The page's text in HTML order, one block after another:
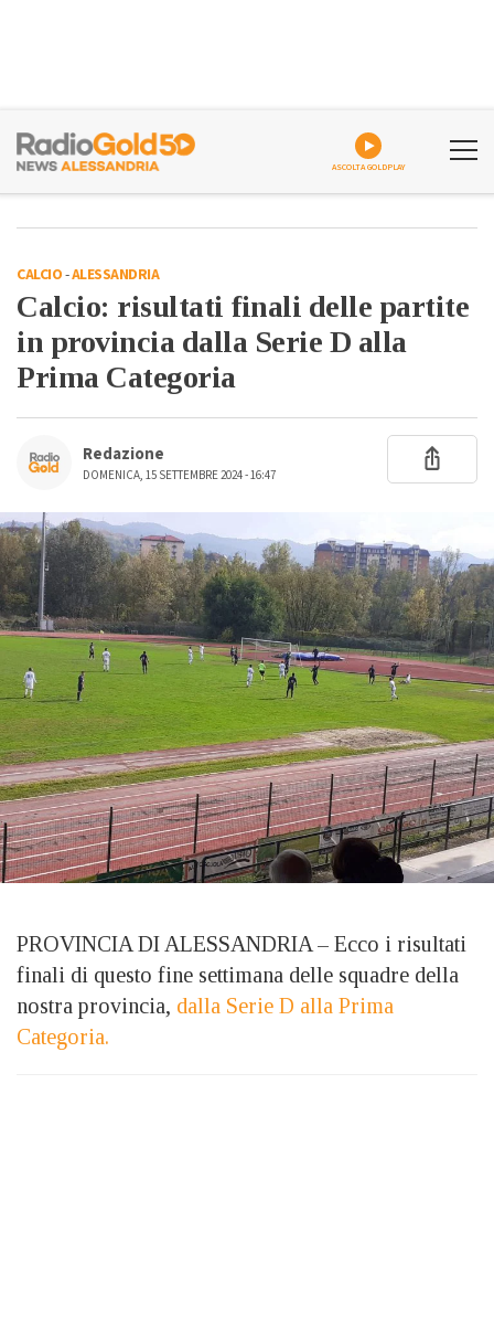
ASCOLTA GOLDPLAY
CALCIO-ALESSANDRIA
Calcio: risultati finali delle partite
in provincia dalla Serie D alla
Prima Categoria
Redazione
DOMENICA, 15 SETTEMBRE 2024 - 16:47
PROVINCIA DI ALESSANDRIA – Ecco i risultati
finali di questo fine settimana delle squadre della
nostra provincia, dalla Serie D alla Prima
Categoria.